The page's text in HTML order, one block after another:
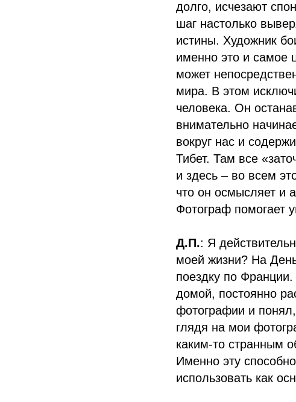
долго, исчезают
шаг настолько
истины. Художник
именно это и самое
может
мира. В этом
человека. Он
внимательно
вокруг нас и
Тибет. Там все
и здесь – во всем
что он осмысляет и
Фотограф помогает
Д.П.: Я
моей жизни? На
поездку по
домой, постоянно
фотографии и понял,
глядя на мои
каким-то странным
Именно эту
использовать как